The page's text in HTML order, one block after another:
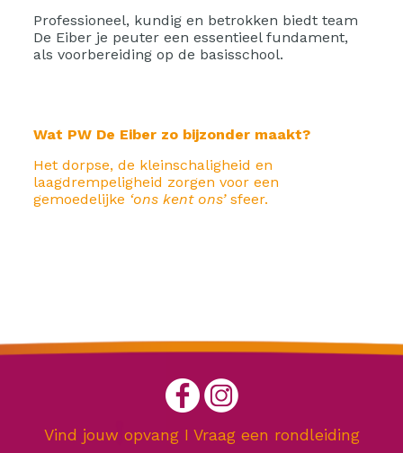
Professioneel, kundig en betrokken biedt team
De Eiber je peuter een essentieel fundament,
als voorbereiding op de basisschool.
Wat PW De Eiber zo bijzonder maakt?
Het dorpse, de kleinschaligheid en
laagdrempeligheid zorgen voor een
gemoedelijke ‘ons kent ons’sfeer.
Vind jouw opvangI Vraag een rondleiding